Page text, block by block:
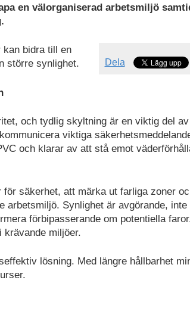
en välorganiserad arbetsmiljö
Dela
kan bidra till en
större synlighet.
och tydlig skyltning är en viktig del
viktiga
och klarar av att stå emot
säkerhet, att märka ut farliga zoner
arbetsmiljö. Synlighet är avgörande,
förbipasserande om potentiella
krävande miljöer.
lösning. Med längre hållbarhet